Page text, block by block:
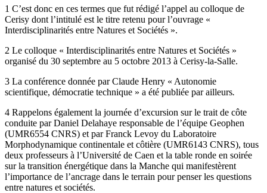
1 C’est donc en ces termes que fut rédigé l’appel au colloque de
Cerisy dont l’intitulé est le titre retenu pour l’ouvrage «
Interdisciplinarités entre Natures et Sociétés ».
2 Le colloque « Interdisciplinarités entre Natures et Sociétés »
organisé du 30 septembre au 5 octobre 2013 à Cerisy-la-Salle.
3 La conférence donnée par Claude Henry « Autonomie
scientifique, démocratie technique » a été publiée par ailleurs.
4 Rappelons également la journée d’excursion sur le trait de côte
conduite par Daniel Delahaye responsable de l’équipe Geophen
(UMR6554 CNRS) et par Franck Levoy du Laboratoire
Morphodynamique continentale et côtière (UMR6143 CNRS), tous
deux professeurs à l’Université de Caen et la table ronde en soirée
sur la transition énergétique dans la Manche qui manifestèrent
l’importance de l’ancrage dans le terrain pour penser les questions
entre natures et sociétés.